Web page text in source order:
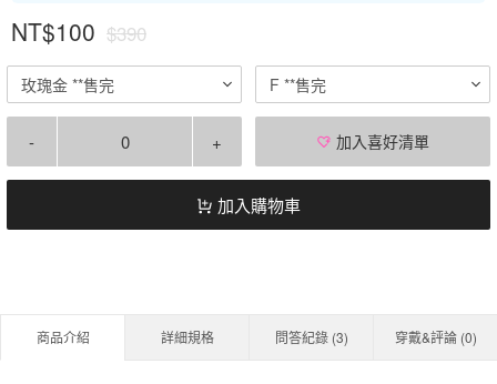
NT$100 $390
玫瑰金 **售完 F **售完
- + 加入喜好清單
加入購物車
商品介紹 詳細規格 問答紀錄 (3) 穿戴&評論 (0)